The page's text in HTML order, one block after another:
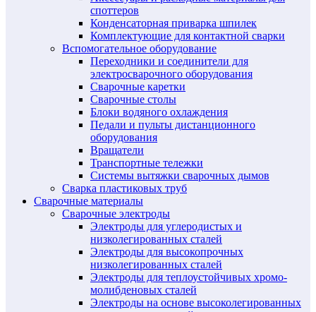
споттеров
Конденсаторная приварка шпилек
Комплектующие для контактной сварки
Вспомогательное оборудование
Переходники и соединители для
электросварочного оборудования
Сварочные каретки
Сварочные столы
Блоки водяного охлаждения
Педали и пульты дистанционного
оборудования
Вращатели
Транспортные тележки
Системы вытяжки сварочных дымов
Сварка пластиковых труб
Сварочные материалы
Сварочные электроды
Электроды для углеродистых и
низколегированных сталей
Электроды для высокопрочных
низколегированных сталей
Электроды для теплоустойчивых хромо-
молибденовых сталей
Электроды на основе высоколегированных